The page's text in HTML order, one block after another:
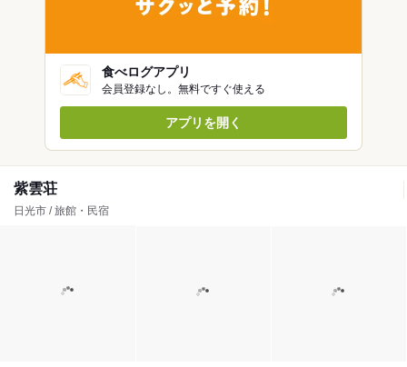
食べログアプリ
会員登録なし。無料ですぐ使える
アプリを開く
紫雲荘
日光市 / 旅館・民宿